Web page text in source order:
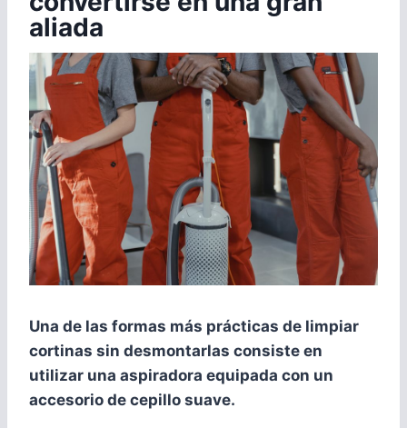
aliada
Una de las formas más prácticas de limpiar
cortinas sin desmontarlas consiste en
utilizar una aspiradora equipada con un
accesorio de cepillo suave.